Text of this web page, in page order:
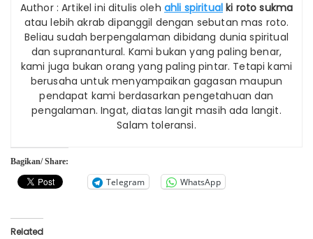
Author : Artikel ini ditulis oleh ahli spiritual ki roto sukma
atau lebih akrab dipanggil dengan sebutan mas roto.
Beliau sudah berpengalaman dibidang dunia spiritual
dan supranantural. Kami bukan yang paling benar,
kami juga bukan orang yang paling pintar. Tetapi kami
berusaha untuk menyampaikan gagasan maupun
pendapat kami berdasarkan pengetahuan dan
pengalaman. Ingat, diatas langit masih ada langit.
Salam toleransi.
Bagikan/ Share:
Telegram WhatsApp
Related